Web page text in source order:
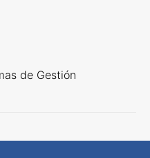
de Gestión